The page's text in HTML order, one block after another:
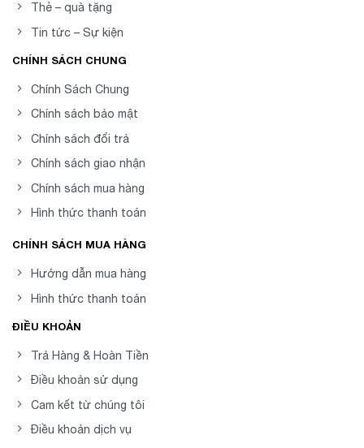
Thẻ – quà tặng
Tin tức – Sự kiện
CHÍNH SÁCH CHUNG
Chính Sách Chung
Chính sách bảo mật
Chính sách đổi trả
Chính sách giao nhận
Chính sách mua hàng
Hình thức thanh toán
CHÍNH SÁCH MUA HÀNG
Hướng dẫn mua hàng
Hình thức thanh toán
ĐIỀU KHOẢN
Trả Hàng & Hoàn Tiền
Điều khoản sử dụng
Cam kết từ chúng tôi
Điều khoản dịch vụ